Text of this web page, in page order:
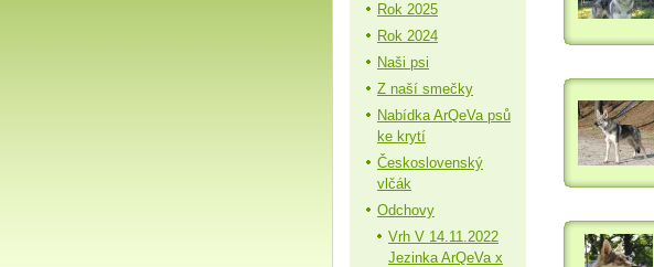
Rok 2025
Rok 2024
Naši psi
Z naší smečky
Nabídka ArQeVa psů
ke krytí
Československý
vlčák
Odchovy
Vrh V 14.11.2022
Jezinka ArQeVa x